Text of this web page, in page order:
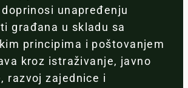
unapređenju
građana u skladu sa
principima i poštovanjem
kroz istraživanje, javno
razvoj zajednice i